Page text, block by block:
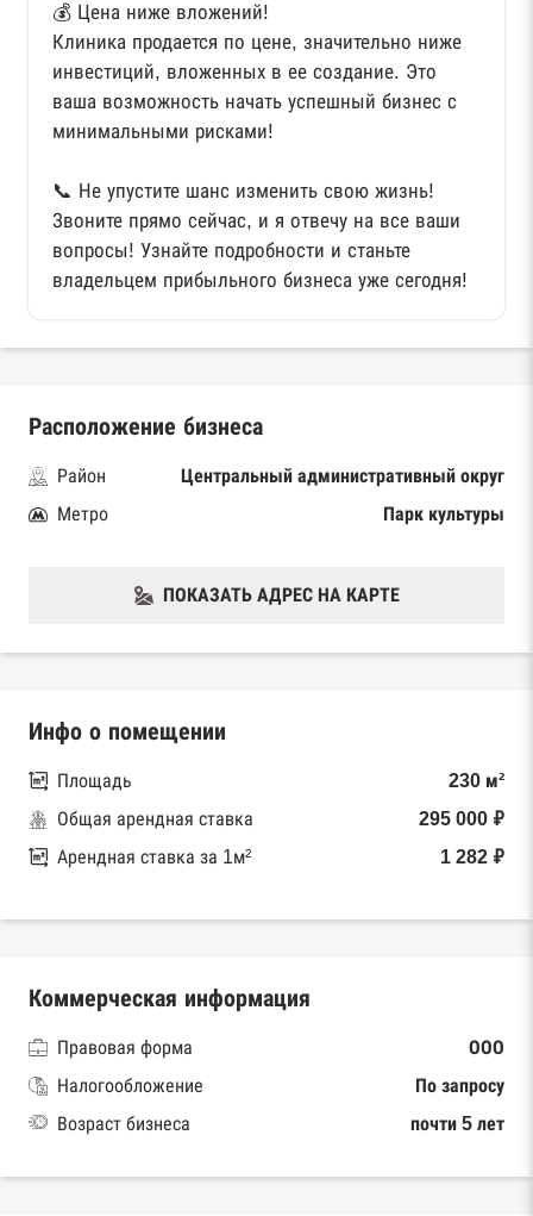
💰 Цена ниже вложений!
Клиника продается по цене, значительно ниже
инвестиций, вложенных в ее создание. Это
ваша возможность начать успешный бизнес с
минимальными рисками!
📞 Не упустите шанс изменить свою жизнь!
Звоните прямо сейчас, и я отвечу на все ваши
вопросы! Узнайте подробности и станьте
владельцем прибыльного бизнеса уже сегодня!
Расположение бизнеса
Район
Центральный административный округ
Метро
Парк культуры
ПОКАЗАТЬ АДРЕС НА КАРТЕ
Инфо о помещении
Площадь
230 м²
Общая арендная ставка
295 000 ₽
Арендная ставка за 1м²
1 282 ₽
Коммерческая информация
Правовая форма
ООО
Налогообложение
По запросу
Возраст бизнеса
почти 5 лет